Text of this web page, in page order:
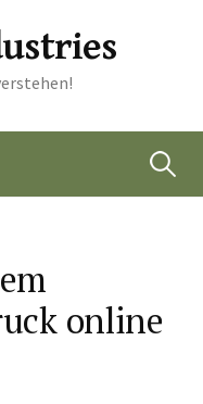
Suchen
online